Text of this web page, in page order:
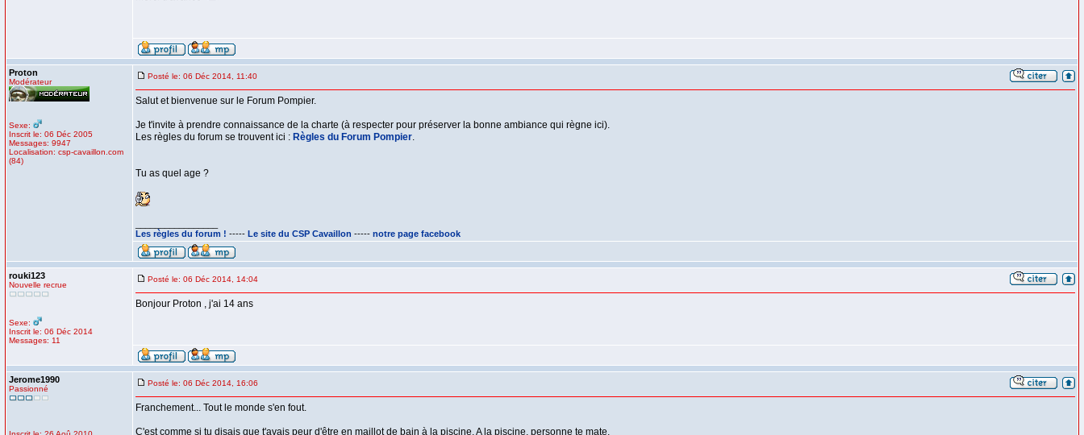
Proton
Modérateur
Sexe:
Inscrit le: 06 Déc 2005
Messages: 9947
Localisation: csp-cavaillon.com
(84)
Posté le: 06 Déc 2014, 11:40
Salut et bienvenue sur le Forum Pompier.
Je t'invite à prendre connaissance de la charte (à respecter pour préserver la bonne ambiance qui règne ici).
Les règles du forum se trouvent ici : Règles du Forum Pompier.
Tu as quel age ?
Les règles du forum ! ----- Le site du CSP Cavaillon ----- notre page facebook
rouki123
Nouvelle recrue
Sexe:
Inscrit le: 06 Déc 2014
Messages: 11
Posté le: 06 Déc 2014, 14:04
Bonjour Proton , j'ai 14 ans
Jerome1990
Passionné
Posté le: 06 Déc 2014, 16:06
Franchement... Tout le monde s'en fout.
C'est comme si tu disais que t'avais peur d'être en maillot de bain à la piscine. A la piscine, personne te mate.